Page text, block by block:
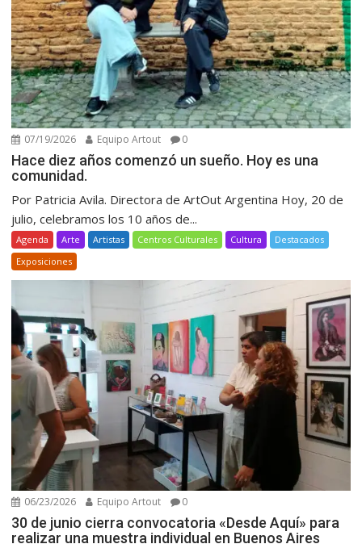
07/19/2026 Equipo Artout 0
Hace diez años comenzó un sueño. Hoy es una
comunidad.
Por Patricia Avila. Directora de ArtOut Argentina Hoy, 20 de
julio, celebramos los 10 años de...
Agenda Arte Artistas Centros Culturales Cultura
Destacados
Exposiciones
06/23/2026 Equipo Artout 0
30 de junio cierra convocatoria «Desde Aquí» para
realizar una muestra individual en Buenos Aires